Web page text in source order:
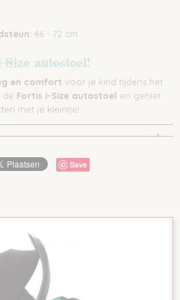
46 - 72 cm
autostoel!
en comfort voor je kind tijdens het
de Fortis i-Size autostoel en geniet
met je kleintje!
Save